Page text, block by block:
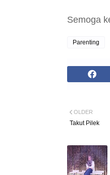
Semoga
Parenting
OLDER
Takut Pilek